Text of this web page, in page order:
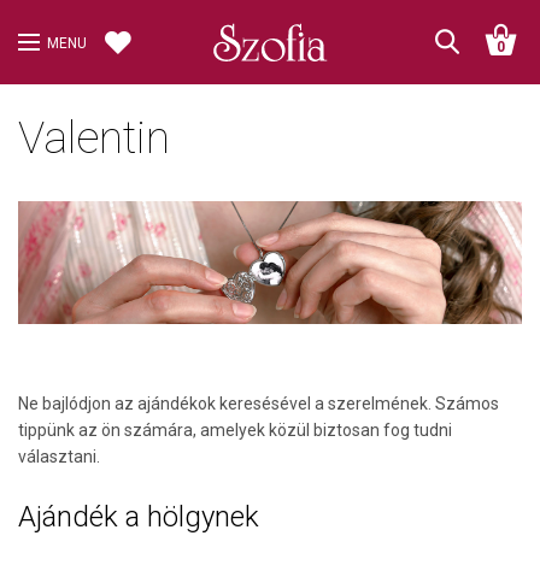
MENU 0
Valentin
Ne bajlódjon az ajándékok keresésével a szerelmének. Számos
tippünk az ön számára, amelyek közül biztosan fog tudni
választani.
Ajándék a hölgynek